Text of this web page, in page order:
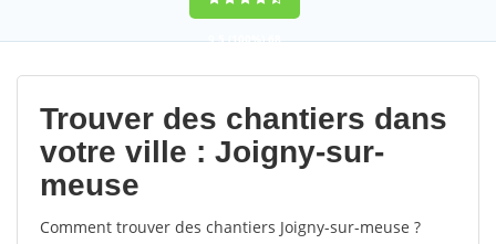
9,5(100%)68
votes
Trouver des chantiers dans
votre ville : Joigny-sur-
meuse
Comment trouver des chantiers Joigny-sur-meuse ?